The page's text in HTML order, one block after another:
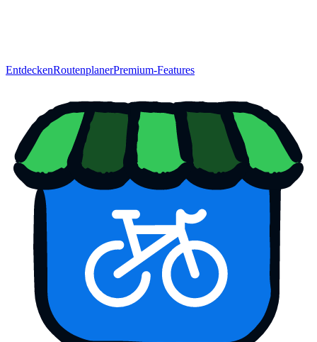
EntdeckenRoutenplanerPremium-Features